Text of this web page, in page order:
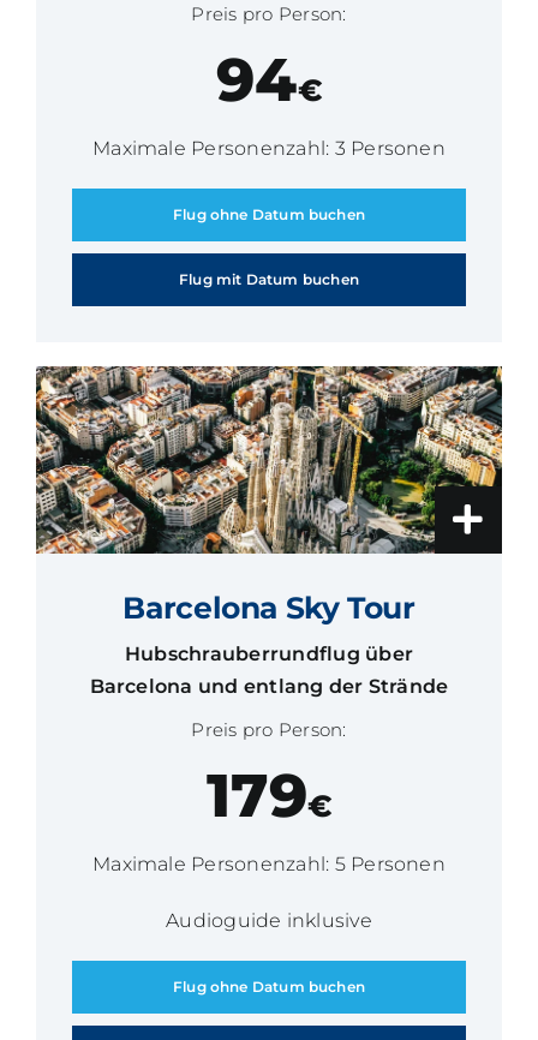
Preis pro Person:
94€
Maximale Personenzahl: 3 Personen
Flug ohne Datum buchen
Flug mit Datum buchen
Barcelona Sky Tour
Hubschrauberrundflug über
Barcelona und entlang der Strände
Preis pro Person:
179€
Maximale Personenzahl: 5 Personen
Audioguide inklusive
Flug ohne Datum buchen